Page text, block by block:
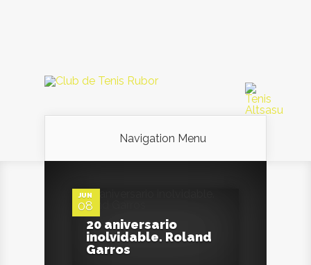
Navigation Menu
JUN
08
20 aniversario
inolvidable. Roland
Garros
0